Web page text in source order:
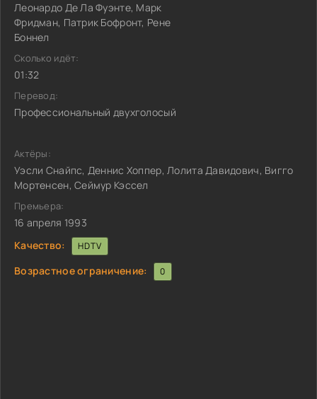
Леонардо Де Ла Фуэнте, Марк
Фридман, Патрик Бофронт, Рене
Боннел
Сколько идёт:
01:32
Перевод:
Профессиональный двухголосый
Актёры:
Уэсли Снайпс, Деннис Хоппер, Лолита Давидович, Вигго
Мортенсен, Сеймур Кэссел
Премьера:
16 апреля 1993
Качество:
HDTV
Возрастное ограничение: 0